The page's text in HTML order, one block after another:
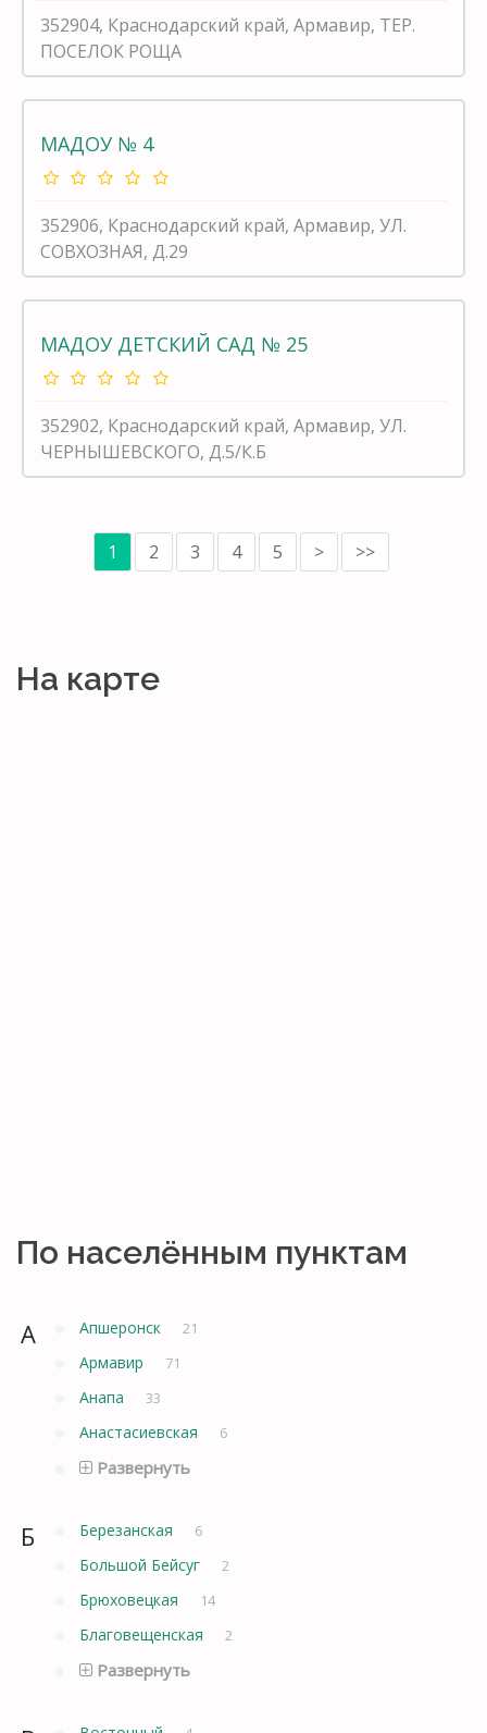
352904, Краснодарский край, Армавир, ТЕР.
ПОСЕЛОК РОЩА
МАДОУ № 4
352906, Краснодарский край, Армавир, УЛ.
СОВХОЗНАЯ, Д.29
МАДОУ ДЕТСКИЙ САД № 25
352902, Краснодарский край, Армавир, УЛ.
ЧЕРНЫШЕВСКОГО, Д.5/К.Б
1 2 3 4 5 > >>
На карте
По населённым пунктам
А Апшеронск 21
Армавир 71
Анапа 33
Анастасиевская 6
Развернуть
Б Березанская 6
Большой Бейсуг 2
Брюховецкая 14
Благовещенская 2
Развернуть